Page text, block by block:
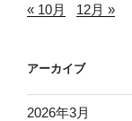
« 10月 12月 »
アーカイブ
2026年3月